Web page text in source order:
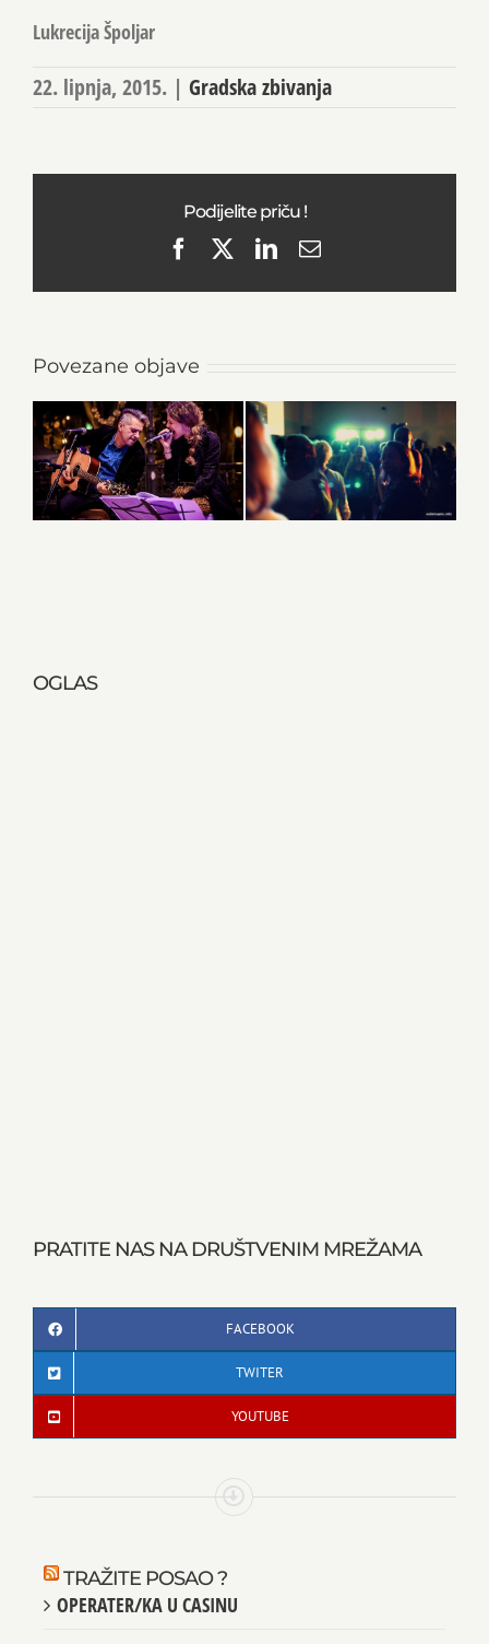
Lukrecija Špoljar
22. lipnja, 2015. | Gradska zbivanja
Podijelite priču !
FacebookLinkedIn
Email
Povezane objave
FACEBOOK
TWITER
TRAŽITE POSAO ?